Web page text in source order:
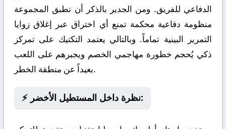
الدفاعي للفريق. ومن الجدير بالذكر أن تطبق المجموعة
منظومة دفاعية محكمة تمنع أي اختراق عبر إغلاق زوايا
التمرير البينية تماماً. وبالتالي يعتمد التكتيك على تمركز
ذكي يُحجم خطورة مهاجمي الخصم ويجبرهم على اللعب
بعيداً عن منطقة الخطر.
⚡ نظرة داخل المستطيل الأخضر: